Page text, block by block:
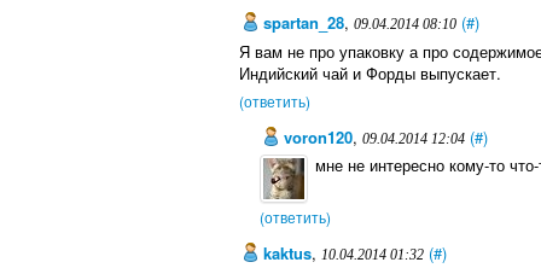
spartan_28, 09.04.2014 08:10 (#)
Я вам не про упаковку а про
Индийский чай и Форды выпускает.
(ответить)
voron120,09.04.2014 12:04 (#)
мне не интересно кому-то
(ответить)
kaktus, 10.04.2014 01:32 (#)